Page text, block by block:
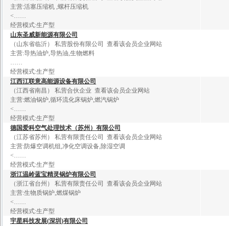
主营:活塞压缩机 ,螺杆压缩机
<……
经营模式:生产型
山东圣威新能源有限公司
（山东省临沂）
私营股份有限公司 查看该会员企业网站
主营:导热油炉,导热油,生物燃料
……
经营模式:生产型
江西江联意高能源设备有限公司
（江西省南昌）
私营合伙企业 查看该会员企业网站
主营:燃油锅炉,循环流化床锅炉,燃汽锅炉
<……
经营模式:生产型
德国爱科空气处理技术 （苏州 ） 有限公司
（江苏省苏州）
私营有限责任公司 查看该会员企业网站
主营:防爆空调机组,净化空调设备,除湿空调
<……
经营模式:生产型
浙江温岭蓝宝精灵锅炉有限公司
（浙江省台州）
私营有限责任公司 查看该会员企业网站
主营:生物质锅炉,燃煤锅炉
<……
经营模式:生产型
宇星科技发展(深圳 )有限公司